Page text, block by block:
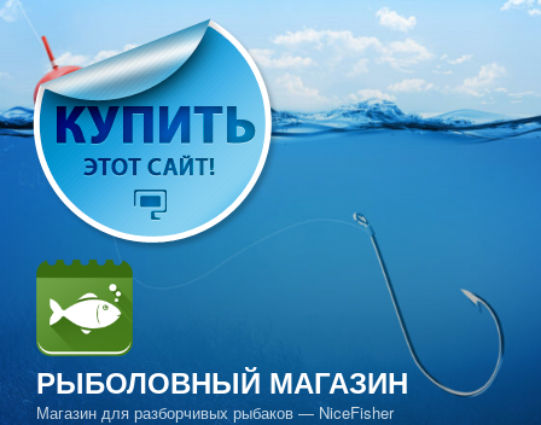
Перейти
содержимому
РЫБОЛОВНЫЙ МАГАЗИН
Магазин для разборчивых рыбаков — NiceFisher